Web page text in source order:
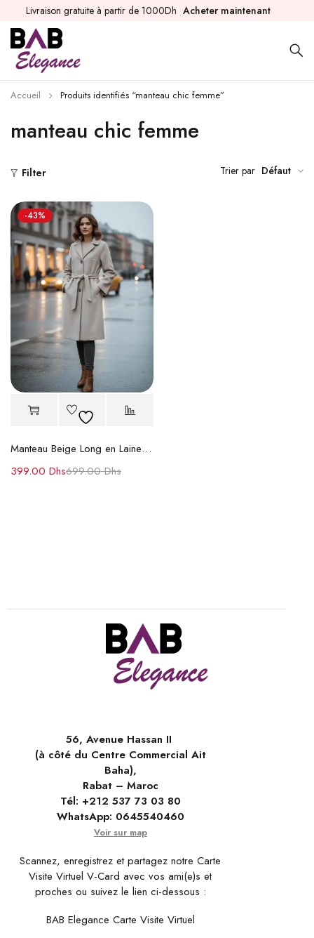
Livraison gratuite à partir de 1000Dh Acheter maintenant
manteau chic femme
Accueil Produits identifiés “manteau chic femme”
Filter Trier par Défaut
-43%
Manteau Beige Long en Laine Cachemire
699.00Dhs
399.00 Dhs
56, Avenue Hassan II
(à côté du Centre Commercial Ait
Baha),
Rabat – Maroc
Tél: +212 537 73 03 80
WhatsApp: 0645540460
Voir sur map
Scannez, enregistrez et partagez notre Carte
Visite Virtuel V-Card avec vos ami(e)s et
proches ou suivez le lien ci-dessous :
BAB Elegance Carte Visite Virtuel